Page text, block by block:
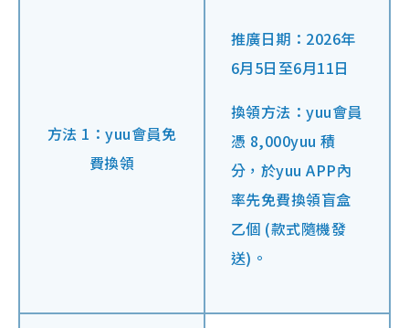
方法 1：yuu會員免
費換領
推廣日期：2026年
6月5日至6月11日
換領方法：yuu會員
憑 8,000yuu 積
分，於yuu APP內
率先免費換領盲盒
乙個 (款式隨機發
送)。